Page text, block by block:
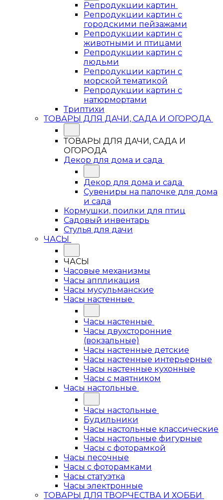
Репродукции картин
Репродукции картин с
городскими пейзажами
Репродукции картин с
животными и птицами
Репродукции картин с
людьми
Репродукции картин с
морской тематикой
Репродукции картин с
натюрмортами
Триптихи
ТОВАРЫ ДЛЯ ДАЧИ, САДА И ОГОРОДА
ТОВАРЫ ДЛЯ ДАЧИ, САДА И
ОГОРОДА
Декор для дома и сада
Декор для дома и сада
Сувениры на палочке для дома
и сада
Кормушки, поилки для птиц
Садовый инвентарь
Стулья для дачи
ЧАСЫ
ЧАСЫ
Часовые механизмы
Часы аппликация
Часы мусульманские
Часы настенные
Часы настенные
Часы двухсторонние
(вокзальные)
Часы настенные детские
Часы настенные интерьерные
Часы настенные кухонные
Часы с маятником
Часы настольные
Часы настольные
Будильники
Часы настольные классические
Часы настольные фигурные
Часы с фоторамкой
Часы песочные
Часы с фоторамками
Часы статуэтка
Часы электронные
ТОВАРЫ ДЛЯ ТВОРЧЕСТВА И ХОББИ